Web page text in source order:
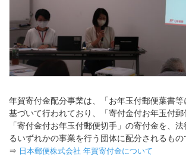
年賀寄付金配分事業は、「お年玉付郵便葉書等
基づいて行われており、「寄付金付お年玉付
「寄付金付お年玉付郵便切手」の寄付金を、
るいずれかの事業を行う団体に配分されるもの
⇒ 日本郵便株式会社 年賀寄付金について